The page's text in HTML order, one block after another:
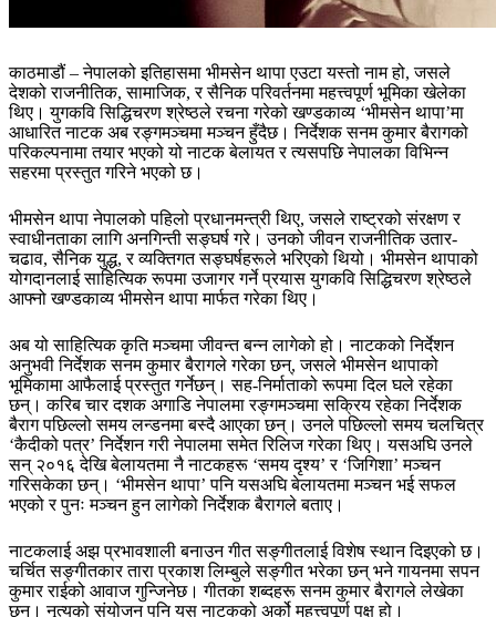
काठमाडौं – नेपालको इतिहासमा भीमसेन थापा एउटा यस्तो नाम हो, जसले
देशको राजनीतिक, सामाजिक, र सैनिक परिवर्तनमा महत्त्वपूर्ण भूमिका खेलेका
थिए। युगकवि सिद्धिचरण श्रेष्ठले रचना गरेको खण्डकाव्य ‘भीमसेन थापा’मा
आधारित नाटक अब रङ्गमञ्चमा मञ्चन हुँदैछ। निर्देशक सनम कुमार बैरागको
परिकल्पनामा तयार भएको यो नाटक बेलायत र त्यसपछि नेपालका विभिन्न
सहरमा प्रस्तुत गरिने भएको छ।
भीमसेन थापा नेपालको पहिलो प्रधानमन्त्री थिए, जसले राष्ट्रको संरक्षण र
स्वाधीनताका लागि अनगिन्ती सङ्घर्ष गरे। उनको जीवन राजनीतिक उतार-
चढाव, सैनिक युद्ध, र व्यक्तिगत सङ्घर्षहरूले भरिएको थियो। भीमसेन थापाको
योगदानलाई साहित्यिक रूपमा उजागर गर्ने प्रयास युगकवि सिद्धिचरण श्रेष्ठले
आफ्नो खण्डकाव्य भीमसेन थापा मार्फत गरेका थिए।
अब यो साहित्यिक कृति मञ्चमा जीवन्त बन्न लागेको हो। नाटकको निर्देशन
अनुभवी निर्देशक सनम कुमार बैरागले गरेका छन्, जसले भीमसेन थापाको
भूमिकामा आफैलाई प्रस्तुत गर्नेछन्। सह-निर्माताको रूपमा दिल घले रहेका
छन्। करिब चार दशक अगाडि नेपालमा रङ्गमञ्चमा सक्रिय रहेका निर्देशक
बैराग पछिल्लो समय लन्डनमा बस्दै आएका छन्। उनले पछिल्लो समय चलचित्र
‘कैदीको पत्र’ निर्देशन गरी नेपालमा समेत रिलिज गरेका थिए। यसअघि उनले
सन् २०१६ देखि बेलायतमा नै नाटकहरू ‘समय दृश्य’ र ‘जिगिशा’ मञ्चन
गरिसकेका छन्। ‘भीमसेन थापा’ पनि यसअघि बेलायतमा मञ्चन भई सफल
भएको र पुनः मञ्चन हुन लागेको निर्देशक बैरागले बताए।
नाटकलाई अझ प्रभावशाली बनाउन गीत सङ्गीतलाई विशेष स्थान दिइएको छ।
चर्चित सङ्गीतकार तारा प्रकाश लिम्बुले सङ्गीत भरेका छन् भने गायनमा सपन
कुमार राईको आवाज गुन्जिनेछ। गीतका शब्दहरू सनम कुमार बैरागले लेखेका
छन्। नृत्यको संयोजन पनि यस नाटकको अर्को महत्त्वपूर्ण पक्ष हो।